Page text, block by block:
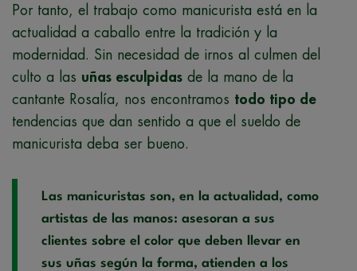
Por tanto, el trabajo como manicurista está en la
actualidad a caballo entre la tradición y la
modernidad. Sin necesidad de irnos al culmen del
culto a las uñas esculpidas de la mano de la
cantante Rosalía, nos encontramos todo tipo de
tendencias que dan sentido a que el sueldo de
manicurista deba ser bueno.
Las manicuristas son, en la actualidad, como
artistas de las manos: asesoran a sus
clientes sobre el color que deben llevar en
sus uñas según la forma, atienden a los